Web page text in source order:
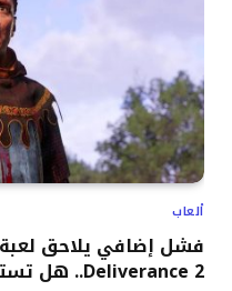
ألعاب
Deliverance 2.. هل تستحق الشراء؟